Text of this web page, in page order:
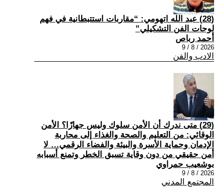
(28) عبد الله اتهومي: “مقاربات استتبطانية في فهم
لوحات الفن التشكيلي”
أحمد رباص
2026 / 8 / 9
الادب والفن
(29) متى ندرك أن الأمن سلوك وليس جهازًا؟ الأمن
الوقائي: من التعليم والصحة والغذاء إلى محاربة
الإدمان وحماية الأسرة والبيئة والفضاء الرقمي… لا
أمن حقيقي من دون وقاية تسبق الخطر وتمنع أسبابه
بوشعيب حمراوي
2026 / 8 / 9
المجتمع المدني